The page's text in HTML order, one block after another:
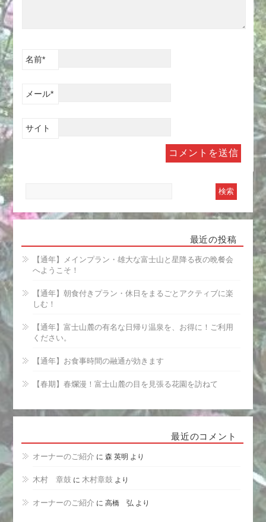
名前*
メール*
サイト
最近の投稿
【通年】メインプラン・雄大な富士山と星降る夜の晩餐会
へようこそ！
【通年】朝食付きプラン・休日をまるごとアクティブに楽
しむ！
【通年】富士山麓の有名な日帰り温泉を、お得に！ご利用
ください。
【通年】お食事時間の融通が効きます
【春期】春爛漫！富士山麓の目を見張る花園を訪ねて
最近のコメント
オーナーのご紹介 に 森 英明 より
木村 章鼓に 木村章鼓より
オーナーのご紹介 に 高橋 弘より